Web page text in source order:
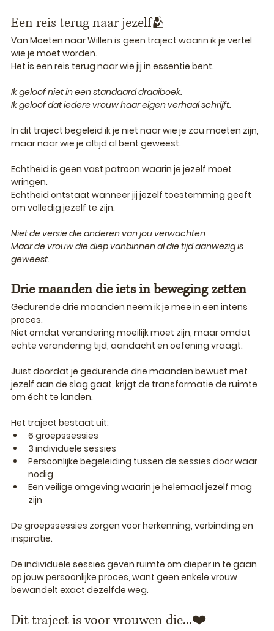
Een reis terug naar jezelf🫂
Van Moeten naar Willen is geen traject waarin ik je vertel
wie je moet worden.
Het is een reis terug naar wie jij in essentie bent.
Ik geloof niet in een standaard draaiboek.
Ik geloof dat iedere vrouw haar eigen verhaal schrijft.
In dit traject begeleid ik je niet naar wie je zou moeten zijn,
maar naar wie je altijd al bent geweest.
Echtheid is geen vast patroon waarin je jezelf moet
wringen.
Echtheid ontstaat wanneer jij jezelf toestemming geeft
om volledig jezelf te zijn.
Niet de versie die anderen van jou verwachten
Maar de vrouw die diep vanbinnen al die tijd aanwezig is
geweest.
Drie maanden die iets in beweging zetten
Gedurende drie maanden neem ik je mee in een intens
proces.
Niet omdat verandering moeilijk moet zijn, maar omdat
echte verandering tijd, aandacht en oefening vraagt.
Juist doordat je gedurende drie maanden bewust met
jezelf aan de slag gaat, krijgt de transformatie de ruimte
om écht te landen.
Het traject bestaat uit:
6 groepssessies
3 individuele sessies
Persoonlijke begeleiding tussen de sessies door waar
nodig
Een veilige omgeving waarin je helemaal jezelf mag
zijn
De groepssessies zorgen voor herkenning, verbinding en
inspiratie.
De individuele sessies geven ruimte om dieper in te gaan
op jouw persoonlijke proces, want geen enkele vrouw
bewandelt exact dezelfde weg.
Dit traject is voor vrouwen die...❤️